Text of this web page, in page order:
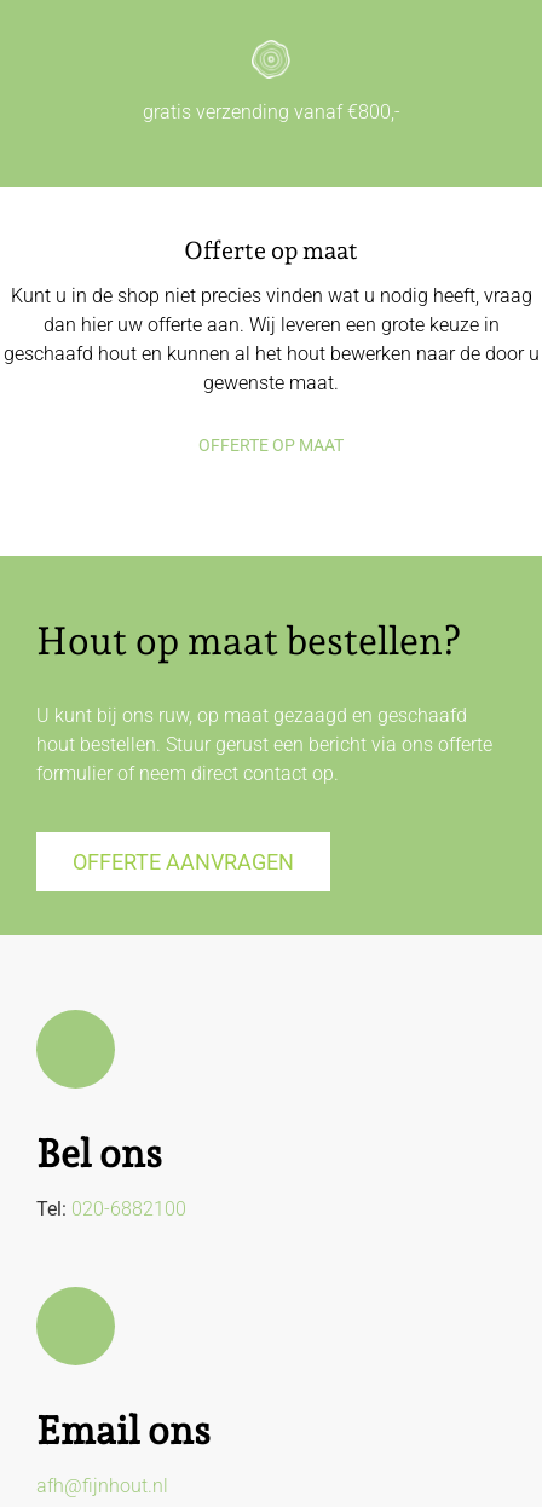
gratis verzending vanaf €800,-
Offerte op maat
Kunt u in de shop niet precies vinden wat u nodig heeft, vraag
dan hier uw offerte aan. Wij leveren een grote keuze in
geschaafd hout en kunnen al het hout bewerken naar de door u
gewenste maat.
OFFERTE OP MAAT
Hout op maat bestellen?
U kunt bij ons ruw, op maat gezaagd en geschaafd
hout bestellen. Stuur gerust een bericht via ons offerte
formulier of neem direct contactop.
OFFERTE AANVRAGEN
Bel ons
Tel: 020-6882100
Email ons
afh@fijnhout.nl